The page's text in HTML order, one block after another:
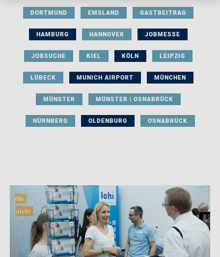
DORTMUND EMSLAND GASTBEITRAG
HAMBURG HANNOVER JOBMESSE
JOBSUCHE KIEL KÖLN LEIPZIG
LÜBECK MUNICH AIRPORT MÜNCHEN
MÜNSTER MÜNSTER | OSNABRÜCK
NÜRNBERG OLDENBURG OSNABRÜCK